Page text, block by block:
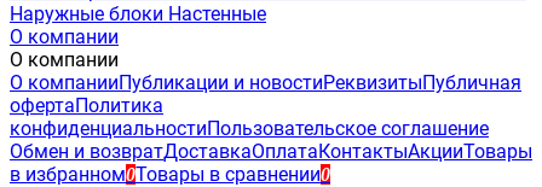
Наружные блоки Настенные
О компании
О компании
О компанииПубликации и новостиРеквизитыПубличная
офертаПолитика
конфиденциальностиПользовательское соглашение
Обмен и возвратДоставкаОплатаКонтактыАкцииТовары
в избранном0Товары в сравнении0